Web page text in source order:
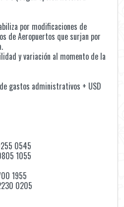
por modificaciones de
de Aeropuertos que surjan por
y variación al momento de la
gastos administrativos + USD
0545
1055
1955
0205